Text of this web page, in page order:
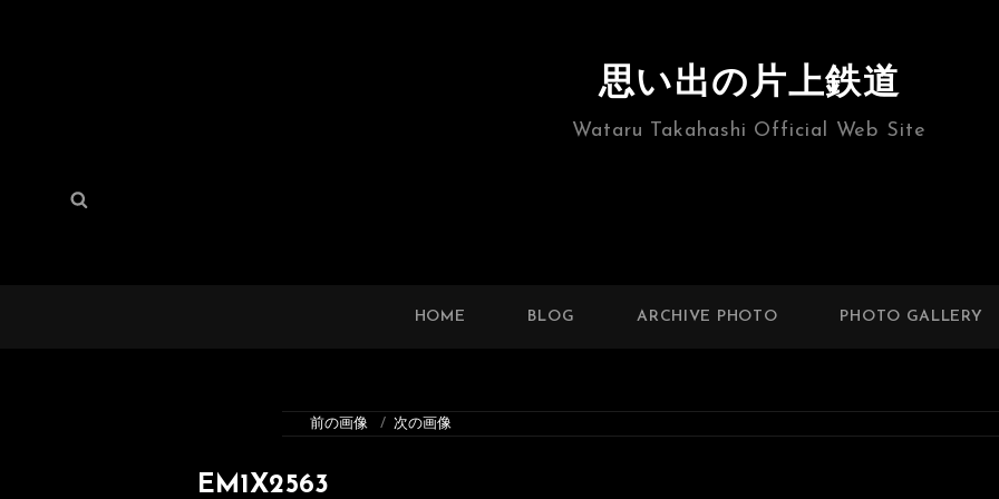
思い出の片上鉄道
Wataru Takahashi Official Web Site
検
HOME BLOG ARCHIVE PHOTO PHOTO GALLERY
前の画像 次の画像
EM1X2563